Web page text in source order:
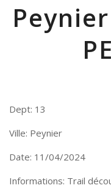
Dept: 13
Ville: Peynier
Date: 11/04/2024
Informations: Trail